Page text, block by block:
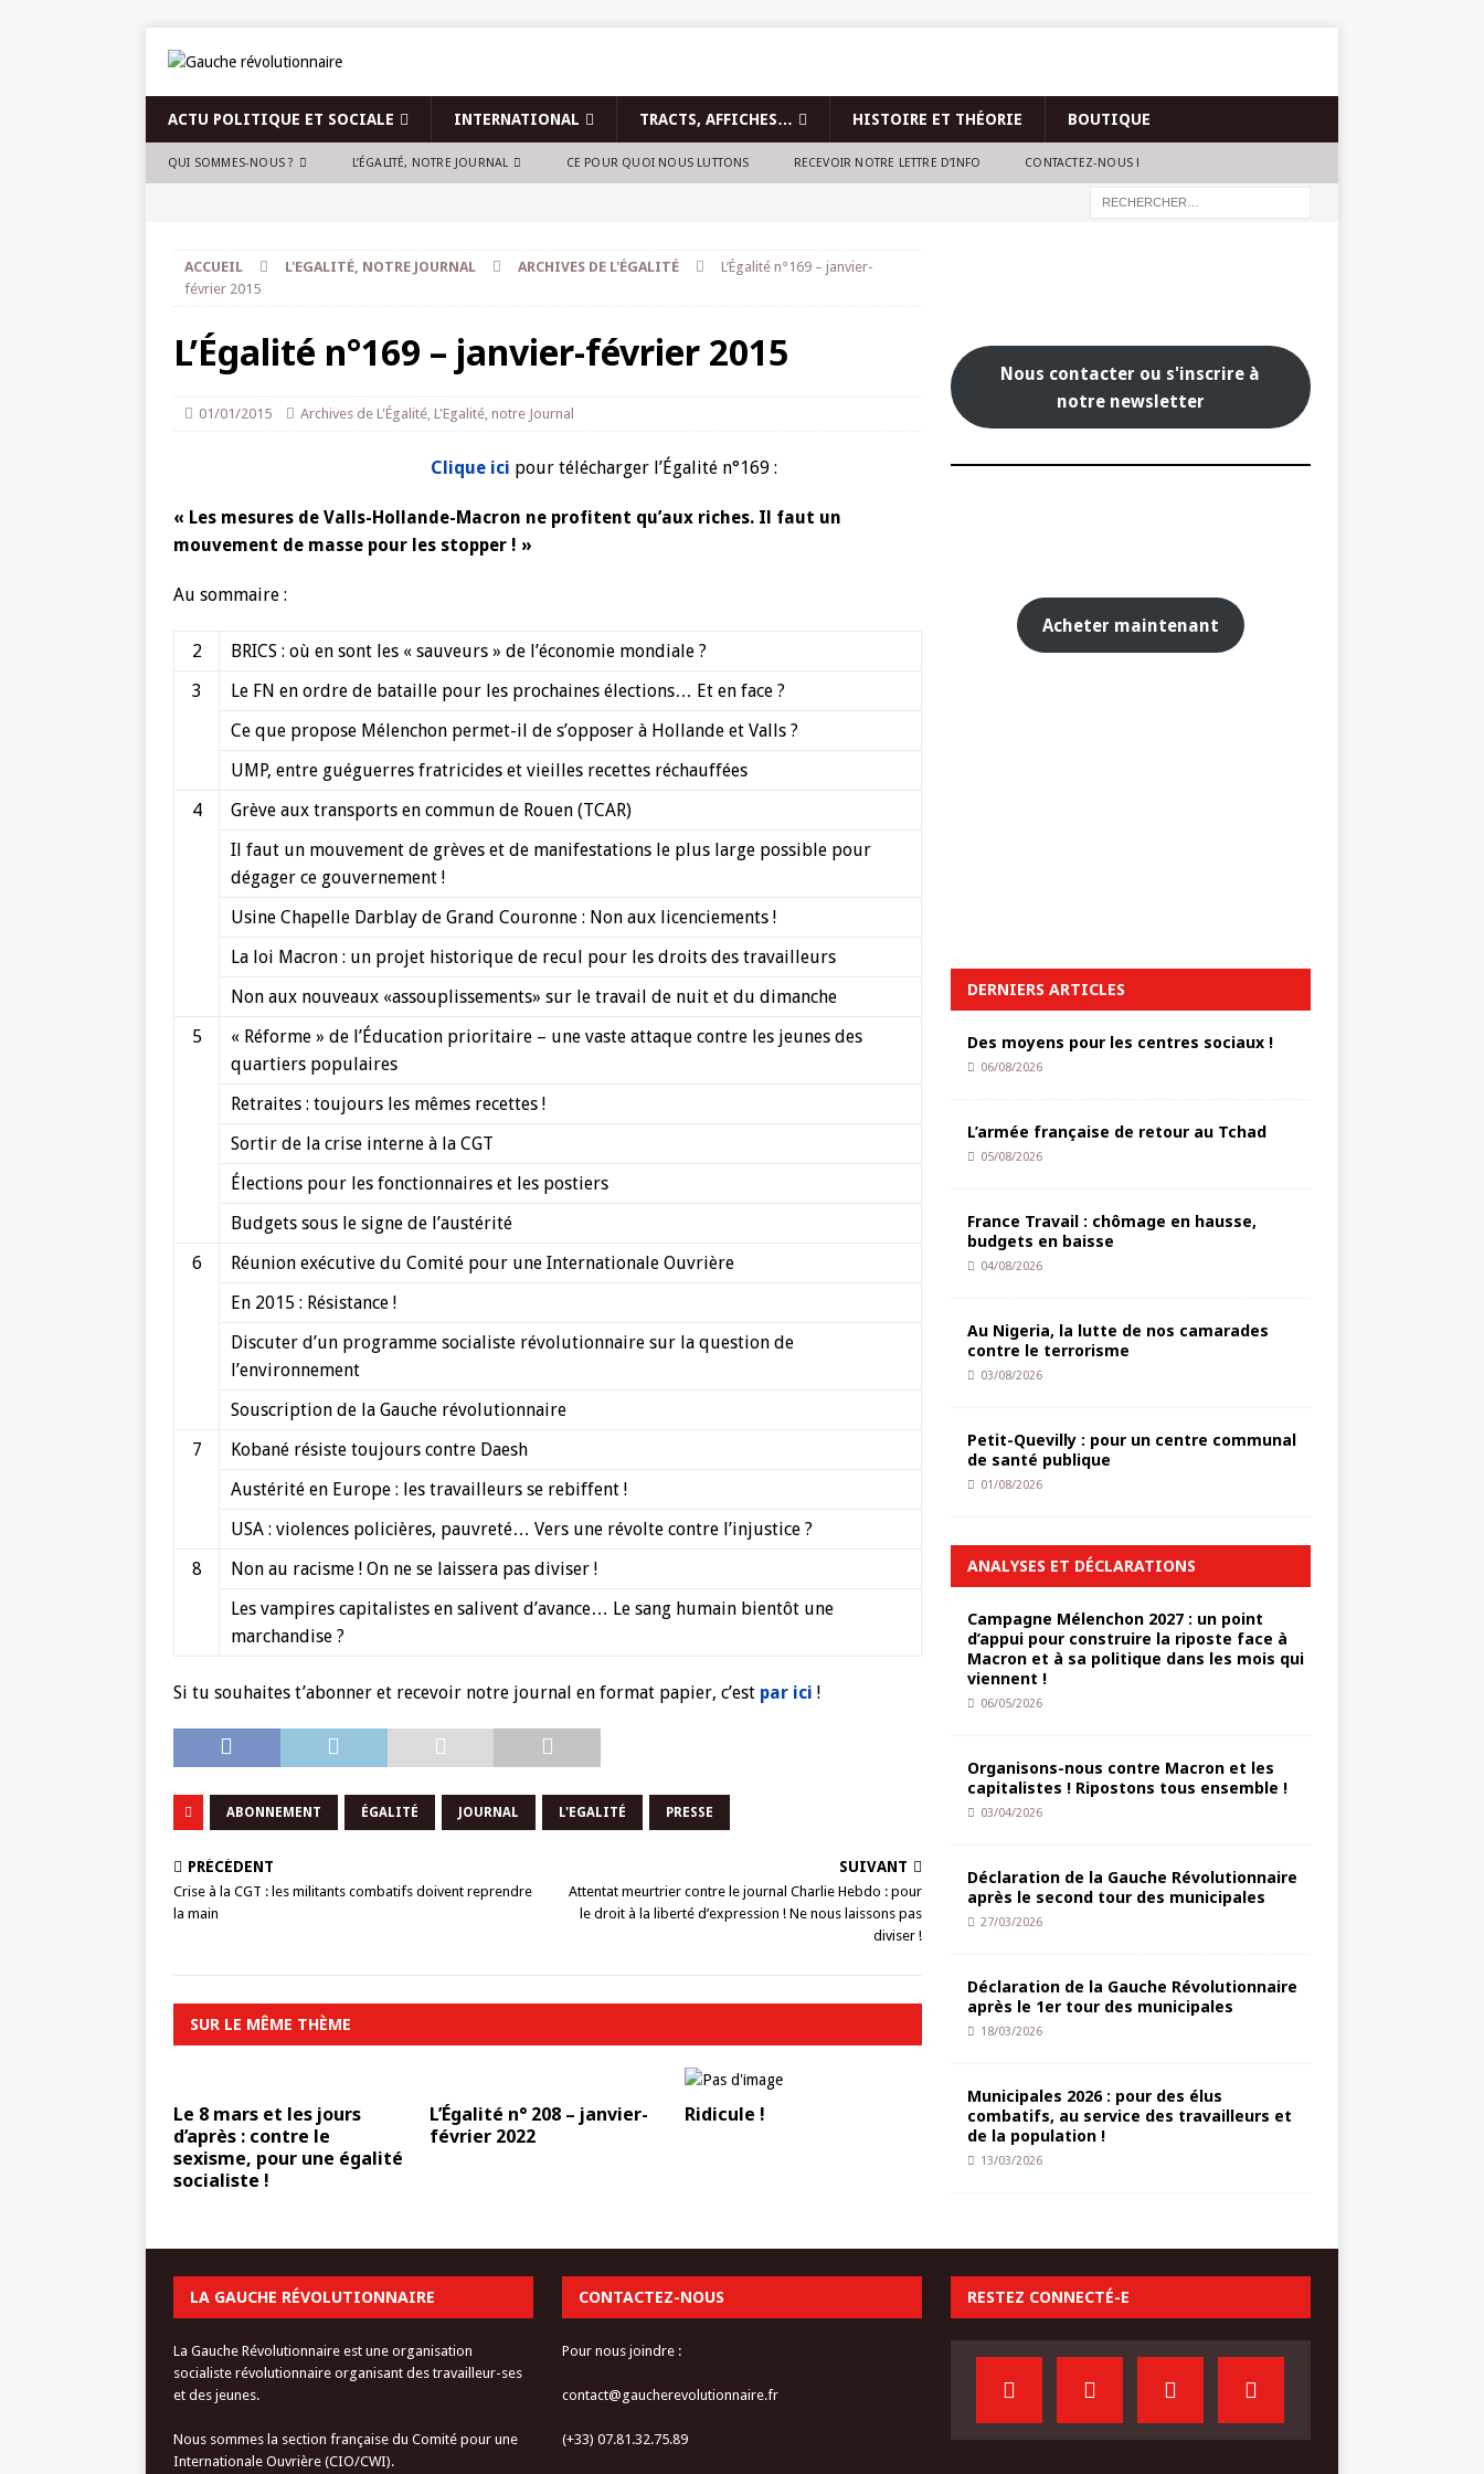
ACTU POLITIQUE ET SOCIALE INTERNATIONAL TRACTS, AFFICHES… HISTOIRE ET THÉORIE BOUTIQUE
QUI SOMMES-NOUS ? L’ÉGALITÉ, NOTRE JOURNAL CE POUR QUOI NOUS LUTTONS RECEVOIR NOTRE LETTRE D’INFO CONTACTEZ-NOUS !
ACCUEIL L'EGALITÉ, NOTRE JOURNAL ARCHIVES DE L'ÉGALITÉ
L’Égalité n°169 – janvier-
février 2015
L’Égalité n°169 – janvier-février 2015
01/01/2015 Archives de L'Égalité, L'Egalité, notre Journal
Clique ici pour télécharger l’Égalité n°169 :
« Les mesures de Valls-Hollande-Macron ne profitent qu’aux riches. Il faut un
mouvement de masse pour les stopper ! »
Au sommaire :
2
BRICS : où en sont les « sauveurs » de l’économie mondiale ?
3
Le FN en ordre de bataille pour les prochaines élections… Et en face ?
Ce que propose Mélenchon permet-il de s’opposer à Hollande et Valls ?
UMP, entre guéguerres fratricides et vieilles recettes réchauffées
4
Grève aux transports en commun de Rouen (TCAR)
Il faut un mouvement de grèves et de manifestations le plus large possible pour
dégager ce gouvernement !
Usine Chapelle Darblay de Grand Couronne : Non aux licenciements !
La loi Macron : un projet historique de recul pour les droits des travailleurs
Non aux nouveaux «assouplissements» sur le travail de nuit et du dimanche
5
« Réforme » de l’Éducation prioritaire – une vaste attaque contre les jeunes des
quartiers populaires
Retraites : toujours les mêmes recettes !
Sortir de la crise interne à la CGT
Élections pour les fonctionnaires et les postiers
Budgets sous le signe de l’austérité
6
Réunion exécutive du Comité pour une Internationale Ouvrière
En 2015 : Résistance !
Discuter d’un programme socialiste révolutionnaire sur la question de
l’environnement
Souscription de la Gauche révolutionnaire
7
Kobané résiste toujours contre Daesh
Austérité en Europe : les travailleurs se rebiffent !
USA : violences policières, pauvreté… Vers une révolte contre l’injustice ?
8
Non au racisme ! On ne se laissera pas diviser !
Les vampires capitalistes en salivent d’avance… Le sang humain bientôt une
marchandise ?
Si tu souhaites t’abonner et recevoir notre journal en format papier, c’est par ici !
ABONNEMENT ÉGALITÉ JOURNAL L'EGALITÉ PRESSE
PRÉCÉDENT
Crise à la CGT : les militants combatifs doivent reprendre
la main
SUIVANT
Attentat meurtrier contre le journal Charlie Hebdo : pour
le droit à la liberté d’expression ! Ne nous laissons pas
diviser !
SUR LE MÊME THÈME
Le 8 mars et les jours
d’après : contre le
sexisme, pour une égalité
socialiste !
L’Égalité n° 208 – janvier-
février 2022
Ridicule !
Nous contacter ou s'inscrire à
notre newsletter
Acheter maintenant
DERNIERS ARTICLES
Des moyens pour les centres sociaux !
06/08/2026
L’armée française de retour au Tchad
05/08/2026
France Travail : chômage en hausse,
budgets en baisse
04/08/2026
Au Nigeria, la lutte de nos camarades
contre le terrorisme
03/08/2026
Petit-Quevilly : pour un centre communal
de santé publique
01/08/2026
ANALYSES ET DÉCLARATIONS
Campagne Mélenchon 2027 : un point
d’appui pour construire la riposte face à
Macron et à sa politique dans les mois qui
viennent !
06/05/2026
Organisons-nous contre Macron et les
capitalistes ! Ripostons tous ensemble !
03/04/2026
Déclaration de la Gauche Révolutionnaire
après le second tour des municipales
27/03/2026
Déclaration de la Gauche Révolutionnaire
après le 1er tour des municipales
18/03/2026
Municipales 2026 : pour des élus
combatifs, au service des travailleurs et
de la population !
13/03/2026
LA GAUCHE RÉVOLUTIONNAIRE
La Gauche Révolutionnaire est une organisation
socialiste révolutionnaire organisant des travailleur-ses
et des jeunes.
Nous sommes la section française du Comité pour une
Internationale Ouvrière (CIO/CWI).
CONTACTEZ-NOUS
Pour nous joindre :
contact@gaucherevolutionnaire.fr
(+33) 07.81.32.75.89
RESTEZ CONNECTÉ-E